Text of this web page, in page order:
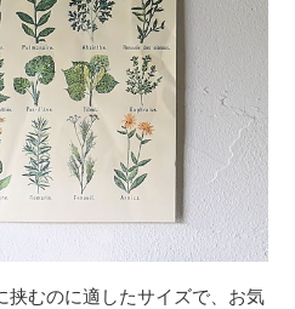
挟むのに適したサイズで、お気